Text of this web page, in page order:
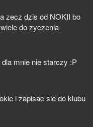
zecz dzis od NOKII bo
do zyczenia
mnie nie starczy :P
i zapisac sie do klubu